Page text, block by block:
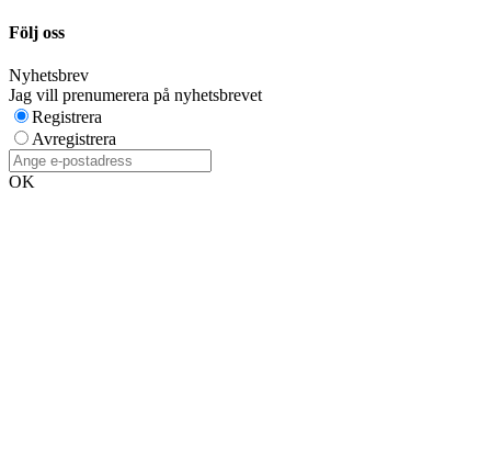
Följ oss
Nyhetsbrev
Jag vill prenumerera på nyhetsbrevet
Registrera
Avregistrera
OK